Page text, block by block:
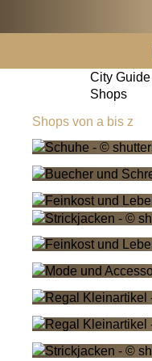
City Guide
Shops
Shops von a bis z